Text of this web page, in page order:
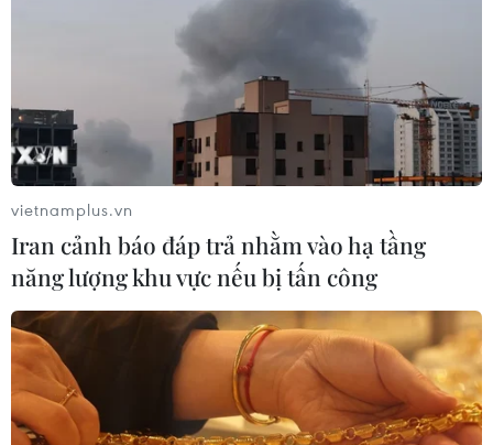
Thành phẩm cơm lam.
(Báo Ảnh Việt Nam/Vietnam+)
vietnamplus.vn
Iran cảnh báo đáp trả nhằm vào hạ tầng
năng lượng khu vực nếu bị tấn công